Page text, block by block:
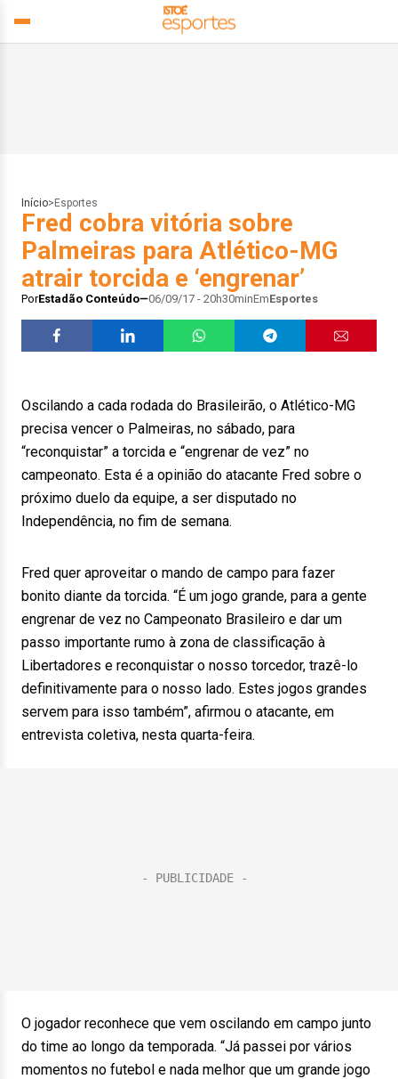
Início> Esportes
Fred cobra vitória sobre
Palmeiras para Atlético-MG
atrair torcida e ‘engrenar’
PorEstadão Conteúdo 06/09/17 - 20h30minEmEsportes
Oscilando a cada rodada do Brasileirão, o Atlético-MG
precisa vencer o Palmeiras, no sábado, para
“reconquistar” a torcida e “engrenar de vez” no
campeonato. Esta é a opinião do atacante Fred sobre o
próximo duelo da equipe, a ser disputado no
Independência, no fim de semana.
Fred quer aproveitar o mando de campo para fazer
bonito diante da torcida. “É um jogo grande, para a gente
engrenar de vez no Campeonato Brasileiro e dar um
passo importante rumo à zona de classificação à
Libertadores e reconquistar o nosso torcedor, trazê-lo
definitivamente para o nosso lado. Estes jogos grandes
servem para isso também”, afirmou o atacante, em
entrevista coletiva, nesta quarta-feira.
O jogador reconhece que vem oscilando em campo junto
do time ao longo da temporada. “Já passei por vários
momentos no futebol e nada melhor que um grande jogo